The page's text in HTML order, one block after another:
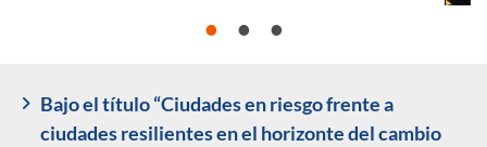
Bajo el título “Ciudades en riesgo frente a
ciudades resilientes en el horizonte del cambio